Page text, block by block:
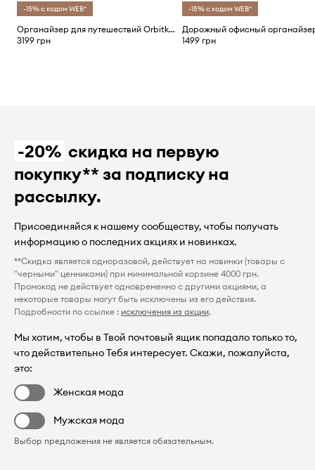
-15% с кодом WEB*
Органайзер для путешествий Orbitkey Tech Pouch 23 x 14 x 8 cm
3199 грн
-15% с кодом WEB*
1499 грн
-20% скидка на первую
покупку** за подписку на
рассылку.
Присоединяйся к нашему сообществу, чтобы получать
информацию о последних акциях и новинках.
**Скидка является одноразовой, действует на новинки (товары с
"черными" ценниками) при минимальной корзине 4000 грн.
Промокод не действует одновременно с другими акциями, а
некоторые товары могут быть исключены из его действия.
Подробности по ссылке : исключения из акции.
Мы хотим, чтобы в Твой почтовый ящик попадало только то,
что действительно Тебя интересует. Скажи, пожалуйста,
это:
Женская мода
Мужская мода
Выбор предложения не является обязательным.